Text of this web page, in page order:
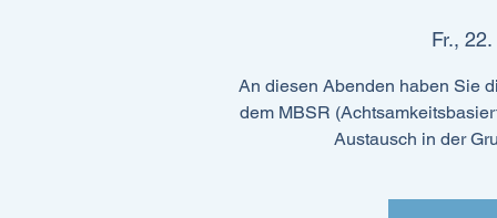
Fr.,
An diesen Abenden haben Sie
dem MBSR
Austausch in der